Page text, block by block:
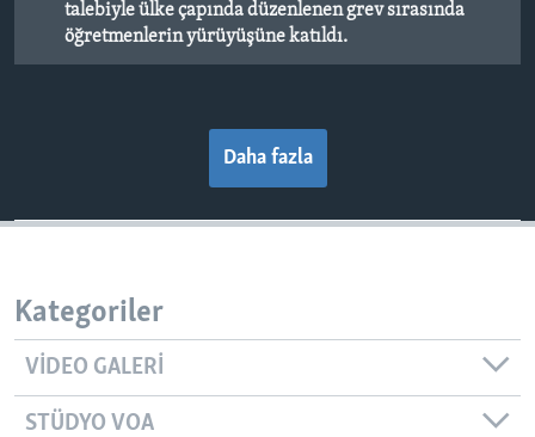
talebiyle ülke çapında düzenlenen grev sırasında
öğretmenlerin yürüyüşüne katıldı.
Daha fazla
Kategoriler
VIDEO GALERI
STÜDYO VOA